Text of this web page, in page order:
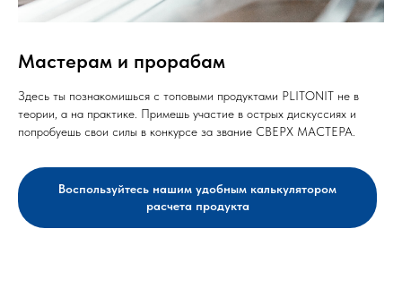
Мастерам и прорабам
Здесь ты познакомишься с топовыми продуктами PLITONIT не в
теории, а на практике. Примешь участие в острых дискуссиях и
попробуешь свои силы в конкурсе за звание СВЕРХ МАСТЕРА.
Воспользуйтесь нашим удобным калькулятором
расчета продукта